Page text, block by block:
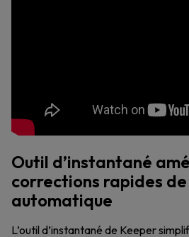
Outil d’instantané
corrections rapides
automatique
L’outil d’instantané de Keeper